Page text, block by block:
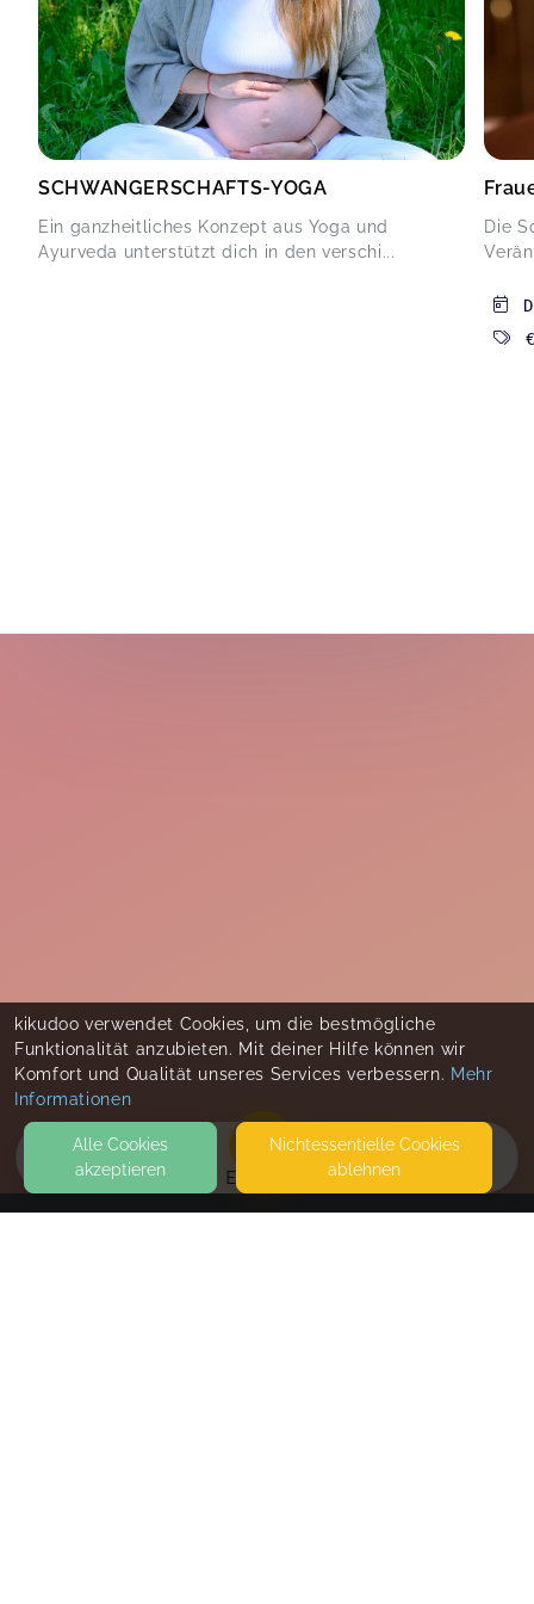
EVENTS
SCHWANGERSCHAFTS-YOGA
Ein ganzheitliches Konzept aus Yoga und
Ayurveda unterstützt dich in den verschi...
Die
kikudoo verwendet Cookies, um die bestmögliche
Funktionalität anzubieten. Mit deiner Hilfe können wir
Komfort und Qualität unseres Services verbessern. Mehr
Informationen
Alle Cookies
akzeptieren
Nicht­essentielle Cookies
ablehnen